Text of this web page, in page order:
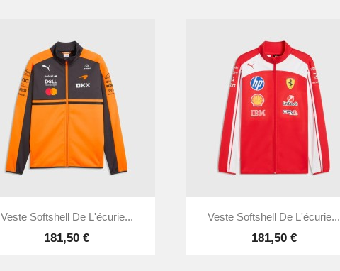
Aperçu rapide
Veste Softshell De L'écurie...
181,50 €
Aperçu rapide
Veste Softshell De L'écurie...
181,50 €